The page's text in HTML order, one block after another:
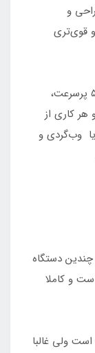
و
قوی‌تری
با همین مودم و دسترسی به یک اینترنت ۵G پرسرعت،
کاری از
یا وب‌گردی و
داد.
همزمان چندین دستگاه
و کاملا
ولی غالبا